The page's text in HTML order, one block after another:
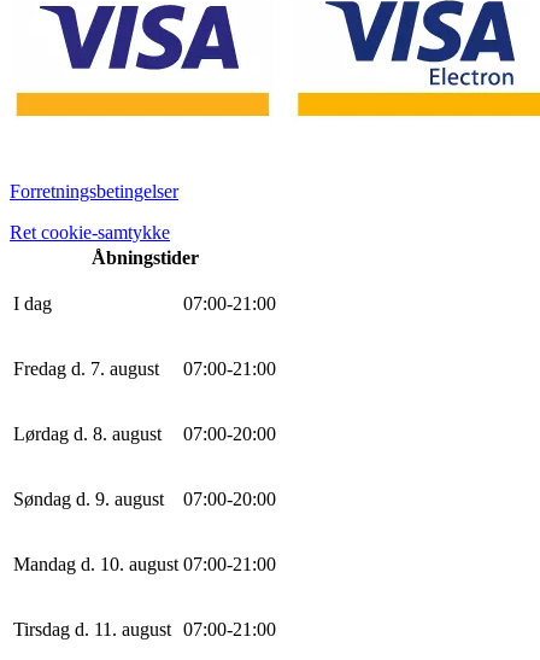
Forretningsbetingelser
Ret cookie-samtykke
Åbningstider
I dag 07:00-21 :00
Fredag d. 7. august 07:00-21 :00
Lørdag d. 8. august 07:00-20:00
Søndag d. 9. august 07:00-20:00
Mandag d. 10. august 07:00-21 :00
Tirsdag d. 11. august 07:00-21 :00